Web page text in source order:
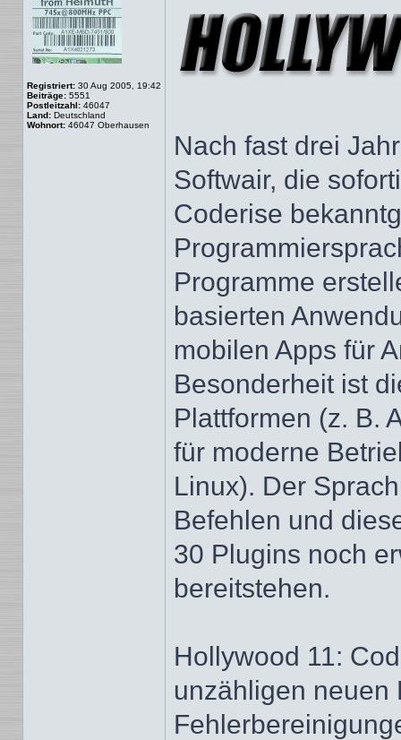
Registriert: 30 Aug 2005, 19:42
Beiträge: 5551
Postleitzahl: 46047
Land: Deutschland
Wohnort: 46047 Oberhausen
Nach fast drei
Softwair, die
Coderise
Programme
basierten
mobilen Apps für
Besonderheit ist
Plattformen (z. B.
für moderne
Linux). Der
Befehlen und
30 Plugins noch
bereitstehen.
Hollywood 11:
unzähligen neuen